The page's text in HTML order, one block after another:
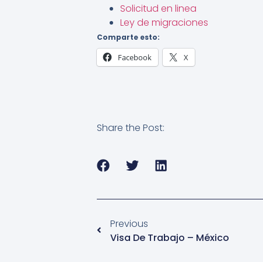
Solicitud en linea
Ley de migraciones
Comparte esto:
Facebook X
Share the Post:
Previous
Visa De Trabajo – México